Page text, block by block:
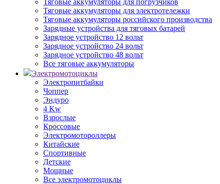
Тяговые аккумуляторы для погрузчиков
Тяговые аккумуляторы для электротележки
Тяговые аккумуляторы российского производства
Зарядные устройства для тяговых батарей
Зарядное устройство 12 вольт
Зарядное устройство 24 вольт
Зарядное устройство 48 вольт
Все тяговые аккумуляторы
Электромотоциклы
Электропитбайки
Чоппер
Эндуро
4 Kw
Взрослые
Кроссовые
Электромотороллеры
Китайские
Спортивные
Детские
Мощные
Все электромотоциклы